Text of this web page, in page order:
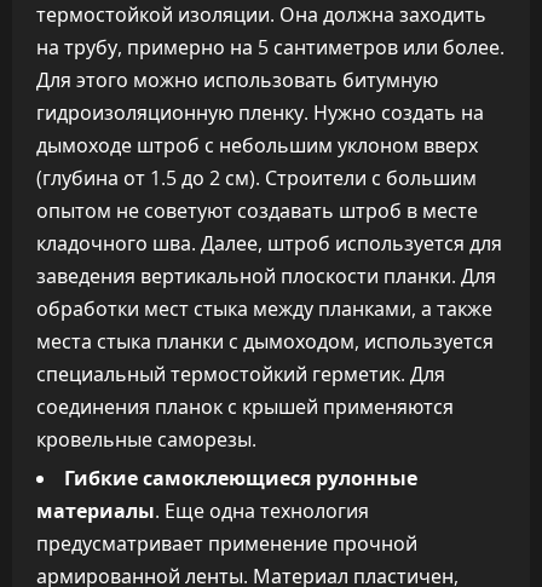
термостойкой изоляции. Она должна заходить
на трубу, примерно на 5 сантиметров или более.
Для этого можно использовать битумную
гидроизоляционную пленку. Нужно создать на
дымоходе штроб с небольшим уклоном вверх
(глубина от 1.5 до 2 см). Строители с большим
опытом не советуют создавать штроб в месте
кладочного шва. Далее, штроб используется для
заведения вертикальной плоскости планки. Для
обработки мест стыка между планками, а также
места стыка планки с дымоходом, используется
специальный термостойкий герметик. Для
соединения планок с крышей применяются
кровельные саморезы.
Гибкие самоклеющиеся рулонные
материалы. Еще одна технология
предусматривает применение прочной
армированной ленты. Материал пластичен,